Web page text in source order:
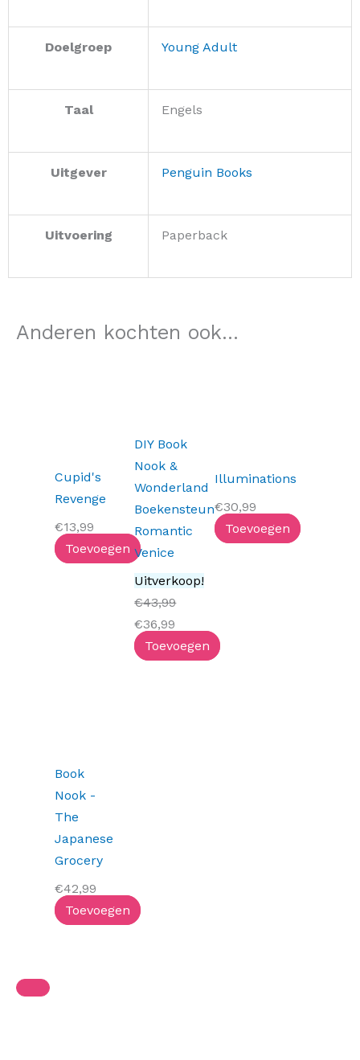
Doelgroep Young Adult
Taal Engels
Uitgever Penguin Books
Uitvoering Paperback
Anderen kochten ook...
Cupid's
Revenge
€13,99
Toevoegen
DIY Book
Nook &
Wonderland
Boekensteun
Romantic
Venice
Uitverkoop!
€43,99
€36,99
Toevoegen
Illuminations
€30,99
Toevoegen
Book
Nook -
The
Japanese
Grocery
€42,99
Toevoegen